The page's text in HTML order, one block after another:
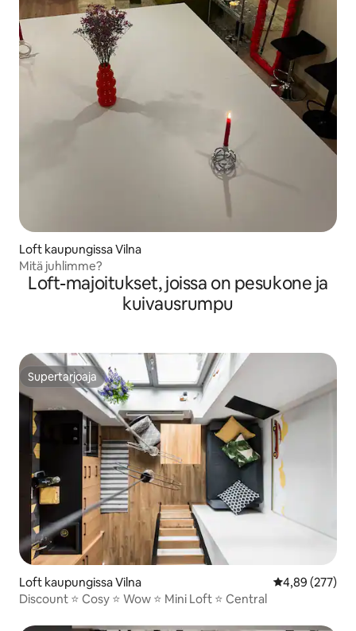
Loft kaupungissa Vilna
Mitä juhlimme?
Loft-majoitukset, joissa on pesukone ja
kuivausrumpu
Supertarjoaja
Supertarjoaja
Loft kaupungissa Vilna
4,89 (277)
Discount ⭐️ Cosy ⭐️ Wow ⭐️ Mini Loft ⭐️ Central